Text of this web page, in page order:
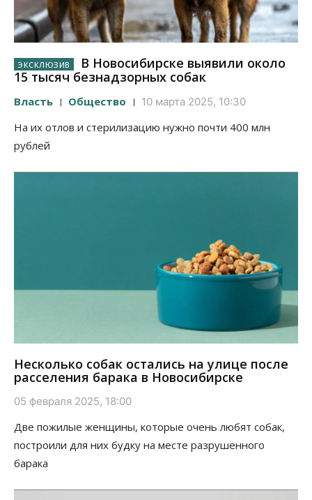
В Новосибирске выявили около
15 тысяч безнадзорных собак
Власть Общество 10 марта 2025, 10:30
На их отлов и стерилизацию нужно почти 400 млн
рублей
Несколько собак остались на улице после
расселения барака в Новосибирске
05 февраля 2025, 18:00
Две пожилые женщины, которые очень любят собак,
построили для них будку на месте разрушенного
барака